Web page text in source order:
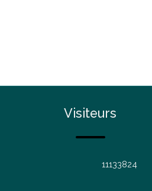
Visiteurs
11133824